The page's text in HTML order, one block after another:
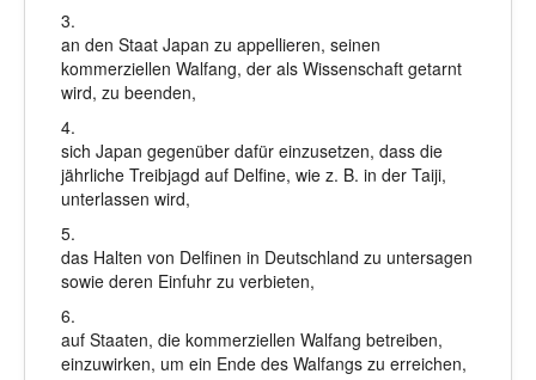
3.
an den Staat Japan zu appellieren, seinen
kommerziellen Walfang, der als Wissenschaft getarnt
wird, zu beenden,
4.
sich Japan gegenüber dafür einzusetzen, dass die
jährliche Treibjagd auf Delfine, wie z. B. in der Taiji,
unterlassen wird,
5.
das Halten von Delfinen in Deutschland zu untersagen
sowie deren Einfuhr zu verbieten,
6.
auf Staaten, die kommerziellen Walfang betreiben,
einzuwirken, um ein Ende des Walfangs zu erreichen,